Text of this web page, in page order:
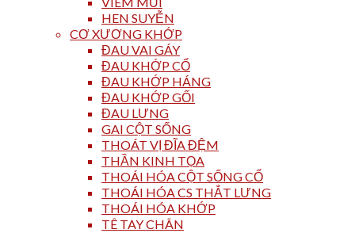
HEN SUYỄN
CƠ XƯƠNG KHỚP
ĐAU VAI GÁY
ĐAU KHỚP CỔ
ĐAU KHỚP HÁNG
ĐAU KHỚP GỐI
ĐAU LƯNG
GAI CỘT SỐNG
THOÁT VỊ ĐĨA ĐỆM
THẦN KINH TỌA
THOÁI HÓA CỘT SỐNG CỔ
THOÁI HÓA CS THẮT LƯNG
THOÁI HÓA KHỚP
TÊ TAY CHÂN